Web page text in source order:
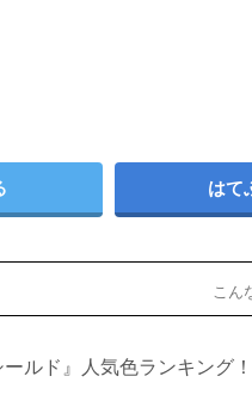
はて
こん
ルド』人気色ランキング